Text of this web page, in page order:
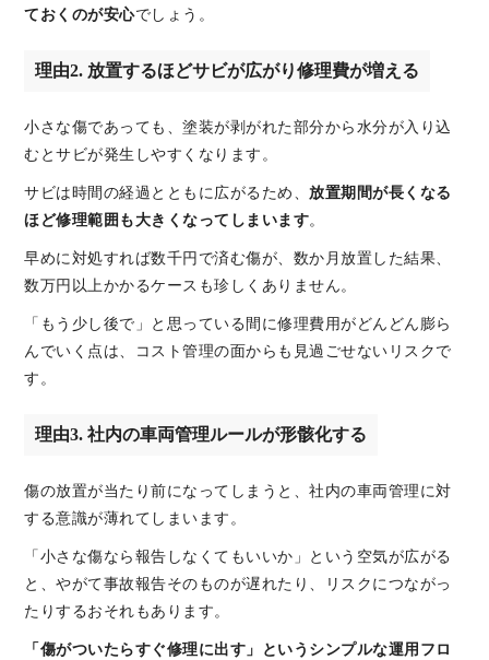
ておくのが安心でしょう。
理由2. 放置するほどサビが広がり修理費が増える
小さな傷であっても、塗装が剥がれた部分から水分が入り込
むとサビが発生しやすくなります。
サビは時間の経過とともに広がるため、 放置期間が長くなる
ほど修理範囲も大きくなってしまいます。
早めに対処すれば数千円で済む傷が、数か月放置した結果、
数万円以上かかるケースも珍しくありません。
「もう少し後で」と思っている間に修理費用がどんどん膨ら
んでいく点は、コスト管理の面からも見過ごせないリスクで
す。
理由3. 社内の車両管理ルールが形骸化する
傷の放置が当たり前になってしまうと、社内の車両管理に対
する意識が薄れてしまいます。
「小さな傷なら報告しなくてもいいか」という空気が広がる
と、やがて事故報告そのものが遅れたり、リスクにつながっ
たりするおそれもあります。
「傷がついたらすぐ修理に出す」というシンプルな運用フロ